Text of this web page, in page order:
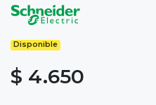
Disponible
$ 4.650